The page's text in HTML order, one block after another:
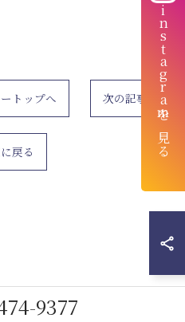
トップへ 次の記事 >
戻る instagramを見る
9377